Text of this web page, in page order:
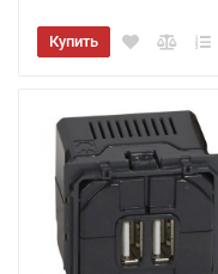
Купить